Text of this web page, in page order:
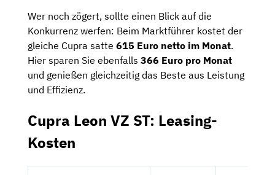
Wer noch zögert, sollte einen Blick auf die
Konkurrenz werfen: Beim Marktführer kostet der
gleiche Cupra satte 615 Euro netto im Monat.
Hier sparen Sie ebenfalls 366 Euro pro Monat
und genießen gleichzeitig das Beste aus Leistung
und Effizienz.
Cupra Leon VZ ST: Leasing-
Kosten